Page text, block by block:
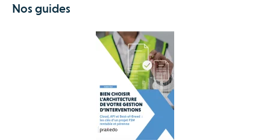
Nos guides